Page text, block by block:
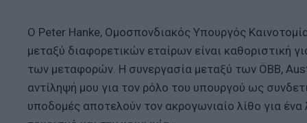
Ο Peter Hanke, Ομοσπονδιακός Υπουργός
μεταξύ διαφορετικών εταίρων είναι καθοριστική
των μεταφορών. Η συνεργασία μεταξύ των ÖBB,
αντίληψή μου για τον ρόλο του υπουργού ως
υποδομές αποτελούν τον ακρογωνιαίο λίθο για ένα